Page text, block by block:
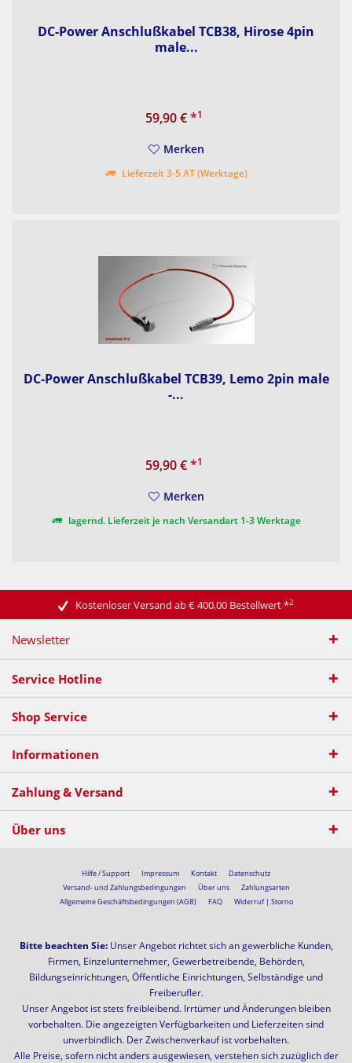
DC-Power Anschlußkabel TCB38, Hirose 4pin
male...
59,90 €*1
Merken
Lieferzeit 3-5 AT (Werktage)
DC-Power Anschlußkabel TCB39, Lemo 2pin male
-...
59,90 €*1
Merken
lagernd. Lieferzeit je nach Versandart 1-3 Werktage
Kostenloser Versand ab € 400,00 Bestellwert*2
Newsletter
Service Hotline
Shop Service
Informationen
Zahlung & Versand
Über uns
Hilfe / Support Impressum Kontakt
Datenschutz
Versand- und Zahlungsbedingungen
Über uns
Zahlungsarten
Allgemeine Geschäftsbedingungen (AGB)
FAQ Widerruf | Storno
Bitte beachten Sie:Unser Angebot richtet sich an gewerbliche Kunden,
Firmen, Einzelunternehmer, Gewerbetreibende, Behörden,
Bildungseinrichtungen, Öffentliche Einrichtungen, Selbständige und
Freiberufler.
Unser Angebot ist stets freibleibend. Irrtümer und Änderungen bleiben
vorbehalten. Die angezeigten Verfügbarkeiten und Lieferzeiten sind
unverbindlich. Der Zwischenverkauf ist vorbehalten.
Alle Preise, sofern nicht anders ausgewiesen, verstehen sich zuzüglich der